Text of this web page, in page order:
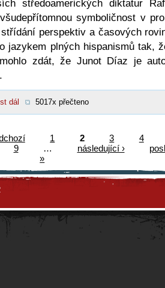
středoamerických diktatur
symboličnost v
perspektiv a časových
jazykem plných hispanismů tak,
zdát, že Junot Díaz je
dál 5017x přečteno
1 2 3
4
9 … následující ›
»